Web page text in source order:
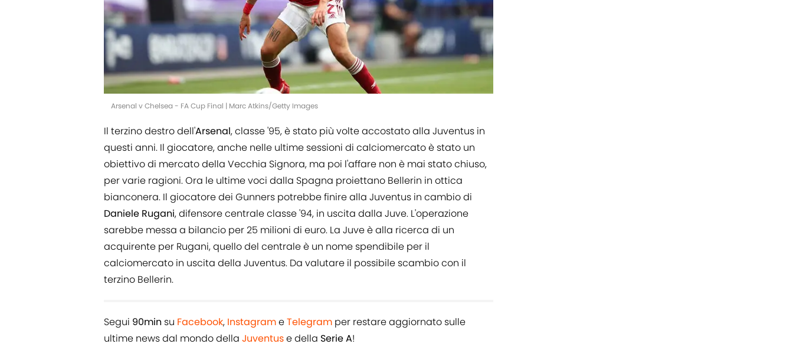
Arsenal v Chelsea - FA Cup Final | Marc Atkins/Getty Images
Il terzino destro dell'Arsenal, classe '95, è stato più volte accostato alla Juventus in
questi anni. Il giocatore, anche nelle ultime sessioni di calciomercato è stato un
obiettivo di mercato della Vecchia Signora, ma poi l'affare non è mai stato chiuso,
per varie ragioni. Ora le ultime voci dalla Spagna proiettano Bellerin in ottica
bianconera. Il giocatore dei Gunners potrebbe finire alla Juventus in cambio di
Daniele Rugani, difensore centrale classe '94, in uscita dalla Juve. L'operazione
sarebbe messa a bilancio per 25 milioni di euro. La Juve è alla ricerca di un
acquirente per Rugani, quello del centrale è un nome spendibile per il
calciomercato in uscita della Juventus. Da valutare il possibile scambio con il
terzino Bellerin.
Segui 90min su Facebook, InstagrameTelegram per restare aggiornato sulle
ultime news dal mondo della Juventuse della Serie A!